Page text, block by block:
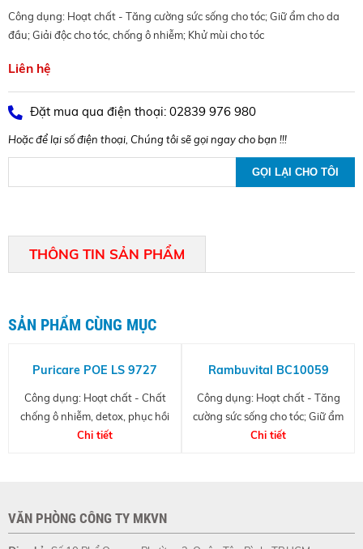
Công dụng: Hoạt chất - Tăng cường sức sống cho tóc; Giữ ẩm cho da
đầu; Giải độc cho tóc, chống ô nhiễm; Khử mùi cho tóc
Liên hệ
Đặt mua qua điện thoại: 02839 976 980
Hoặc để lại số điện thoại, Chúng tôi sẽ gọi ngay cho bạn !!!
THÔNG TIN SẢN PHẨM
SẢN PHẨM CÙNG MỤC
Puricare POE LS 9727
Công dụng: Hoạt chất - Chất
chống ô nhiễm, detox, phục hồi
tóc hư tổn
Chi tiết
Rambuvital BC10059
Công dụng: Hoạt chất - Tăng
cường sức sống cho tóc; Giữ ẩm
cho da đầu; Giải độc cho tóc,
Chi tiết
VĂN PHÒNG CÔNG TY MKVN